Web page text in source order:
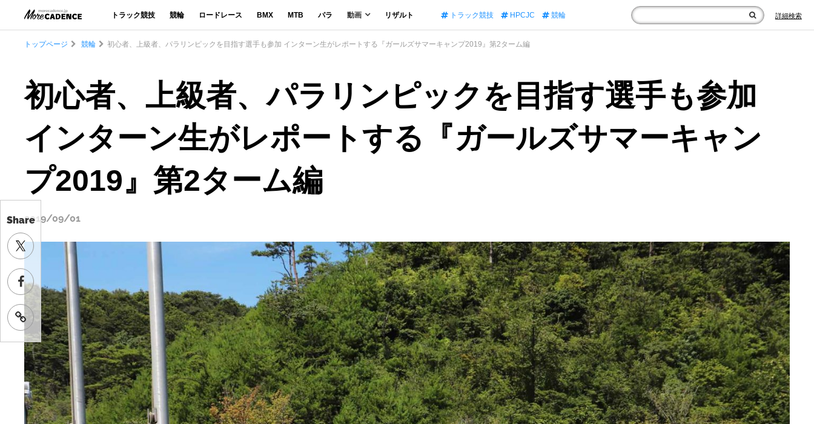
トラック競技 競輪 ロードレース BMX MTB パラ 動画 リザルト トラック競技 HPCJC 競輪 詳細検索
Share
トップページ 競輪 初心者、上級者、パラリンピックを目指す選手も参加 インターン生がレポートする『ガールズサマーキャンプ2019』第2ターム編
初心者、上級者、パラリンピックを目指す選手も参加
インターン生がレポートする『ガールズサマーキャン
プ2019』第2ターム編
2019/09/01